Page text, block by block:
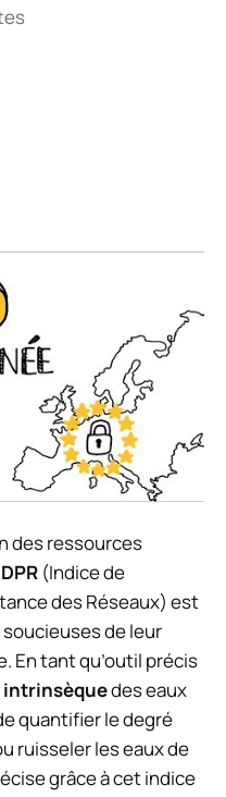
des ressources
(Indice de
des Réseaux) est
de leur
En tant qu’outil précis
des eaux
quantifier le degré
ruisseler les eaux de
grâce à cet indice